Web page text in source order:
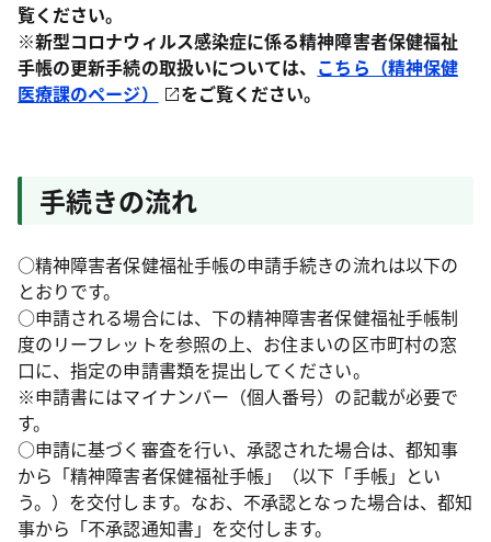
覧ください。
※新型コロナウィルス感染症に係る精神障害者保健福祉
手帳の更新手続の取扱いについては、 こちら（精神保健
医療課のページ）
をご覧ください。
手続きの流れ
○精神障害者保健福祉手帳の申請手続きの流れは以下の
とおりです。
○申請される場合には、下の精神障害者保健福祉手帳制
度のリーフレットを参照の上、お住まいの区市町村の窓
口に、指定の申請書類を提出してください。
※申請書にはマイナンバー（個人番号）の記載が必要で
す。
○申請に基づく審査を行い、承認された場合は、都知事
から「精神障害者保健福祉手帳」（以下「手帳」とい
う。）を交付します。なお、不承認となった場合は、都知
事から「不承認通知書」を交付します。